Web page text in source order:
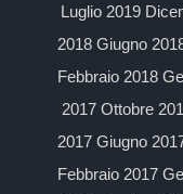
Luglio 2019
2018 Giugno
Febbraio 2018
2017 Ottobre
2017 Giugno
Febbraio 2017